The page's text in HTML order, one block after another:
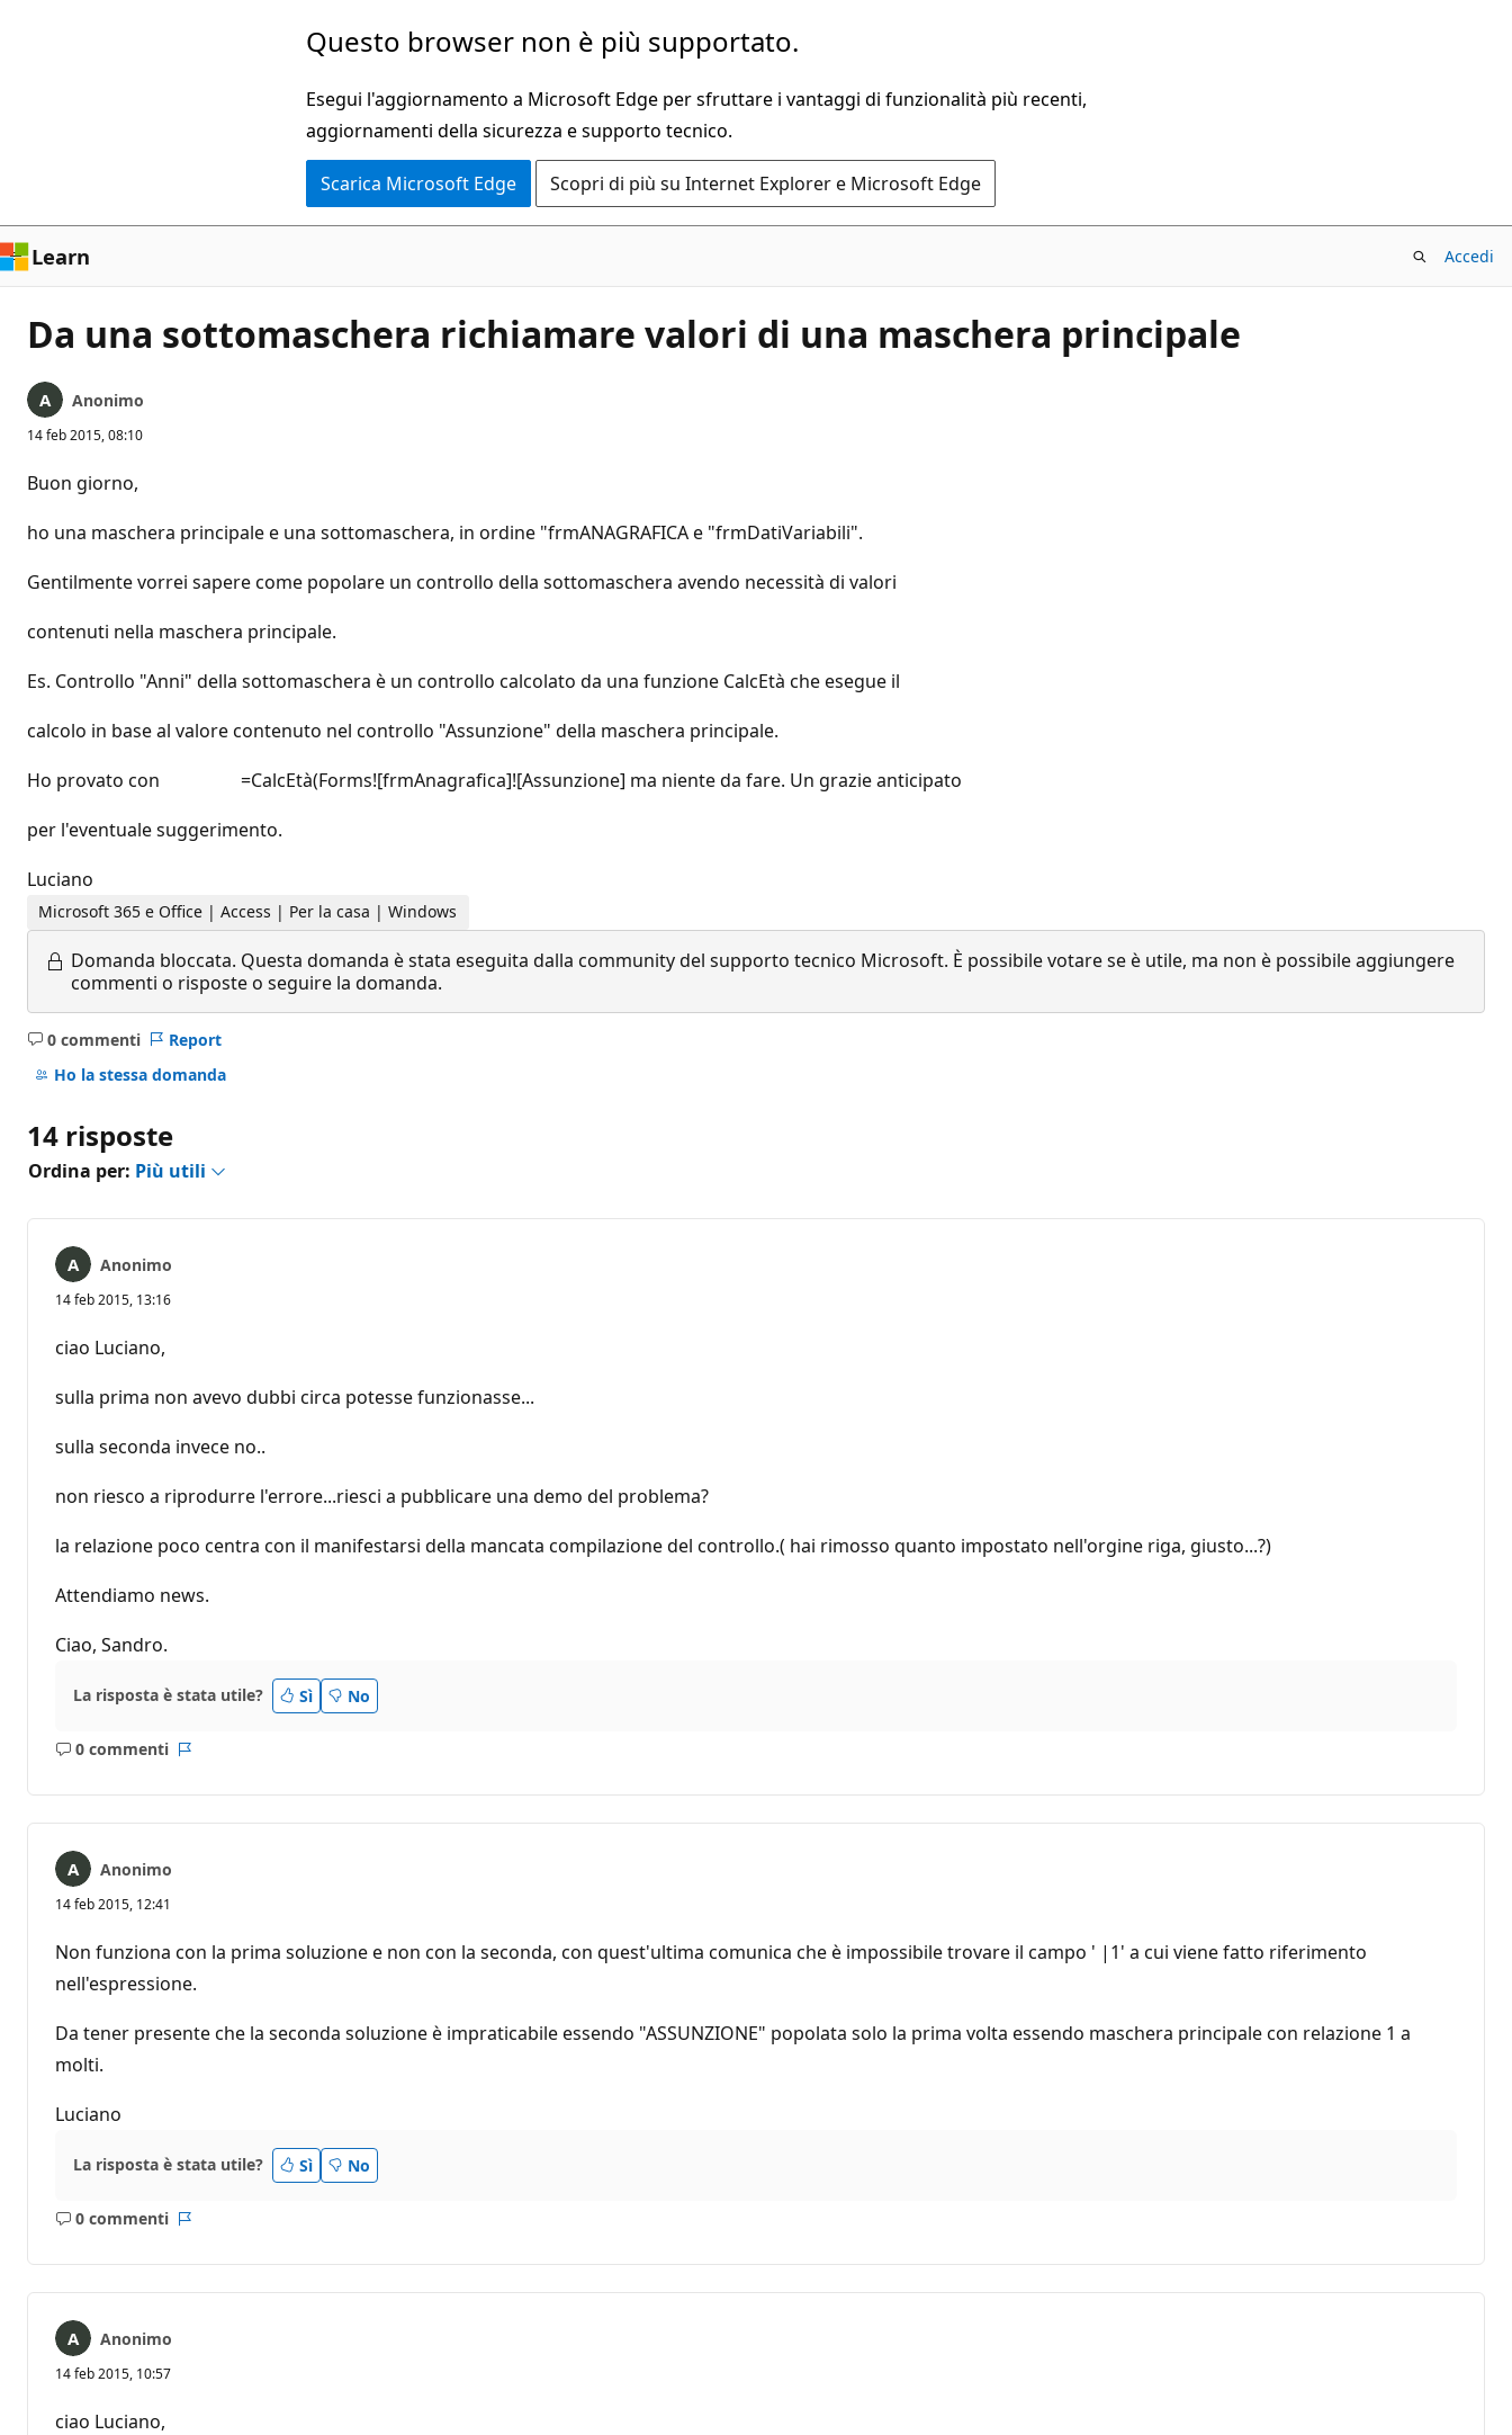
Questo browser non è più supportato.
Esegui l'aggiornamento a Microsoft Edge per sfruttare i vantaggi di funzionalità più recenti,
aggiornamenti della sicurezza e supporto tecnico.
Scarica Microsoft Edge Scopri di più su Internet Explorer e Microsoft Edge
Learn Accedi
Da una sottomaschera richiamare valori di una maschera principale
Anonimo
14 feb 2015, 08:10
Buon giorno,
ho una maschera principale e una sottomaschera, in ordine "frmANAGRAFICA e "frmDatiVariabili".
Gentilmente vorrei sapere come popolare un controllo della sottomaschera avendo necessità di valori
contenuti nella maschera principale.
Es. Controllo "Anni" della sottomaschera è un controllo calcolato da una funzione CalcEtà che esegue il
calcolo in base al valore contenuto nel controllo "Assunzione" della maschera principale.
Ho provato con =CalcEtà(Forms![frmAnagrafica]![Assunzione] ma niente da fare. Un grazie anticipato
per l'eventuale suggerimento.
Luciano
Microsoft 365 e Office | Access | Per la casa | Windows
Domanda bloccata. Questa domanda è stata eseguita dalla community del supporto tecnico Microsoft. È possibile votare se è utile, ma non è possibile aggiungere
commenti o risposte o seguire la domanda.
0 commenti
Nessun
commento
Report
Ho la stessa domanda
14 risposte
Ordina per: Più utili
Anonimo
14 feb 2015, 13:16
ciao Luciano,
sulla prima non avevo dubbi circa potesse funzionasse...
sulla seconda invece no..
non riesco a riprodurre l'errore...riesci a pubblicare una demo del problema?
la relazione poco centra con il manifestarsi della mancata compilazione del controllo.( hai rimosso quanto impostato nell'orgine riga, giusto...?)
Attendiamo news.
Ciao, Sandro.
La risposta è stata utile? Sì No
0 commenti
Nessun
Anonimo
14 feb 2015, 12:41
Non funziona con la prima soluzione e non con la seconda, con quest'ultima comunica che è impossibile trovare il campo ' |1' a cui viene fatto riferimento
nell'espressione.
Da tener presente che la seconda soluzione è impraticabile essendo "ASSUNZIONE" popolata solo la prima volta essendo maschera principale con relazione 1 a
molti.
Luciano
La risposta è stata utile? Sì No
0 commenti
Nessun
Anonimo
14 feb 2015, 10:57
ciao Luciano,